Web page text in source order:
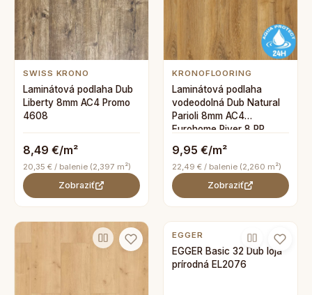
SWISS KRONO
Laminátová podlaha Dub
Liberty 8mm AC4 Promo
4608
8,49 €/m²
20,35 € / balenie (2,397 m²)
Zobraziť
KRONOFLOORING
Laminátová podlaha
vodeodolná Dub Natural
Parioli 8mm AC4
Eurohome River 8 PP
9,95 €/m²
22,49 € / balenie (2,260 m²)
Zobraziť
EGGER
EGGER Basic 32 Dub loja
prírodná EL2076